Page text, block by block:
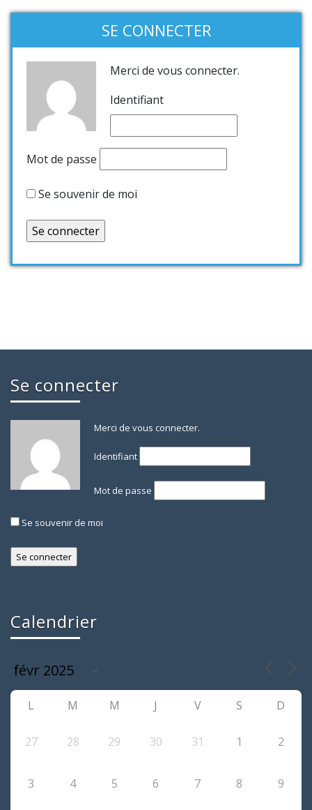
SE CONNECTER
Merci de vous connecter.
Identifiant
Mot de passe
Se souvenir de moi
Se connecter
Merci de vous connecter.
Identifiant
Mot de passe
Se souvenir de moi
Calendrier
L M M J V S D
27 28 29 30 31 1 2
3 4 5 6 7 8 9